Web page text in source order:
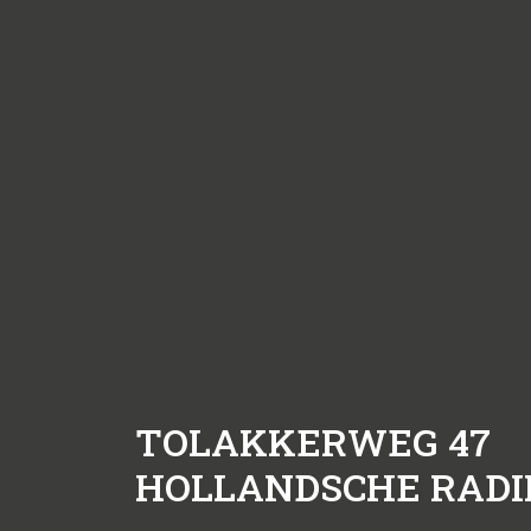
TOLAKKERWEG 47
HOLLANDSCHE